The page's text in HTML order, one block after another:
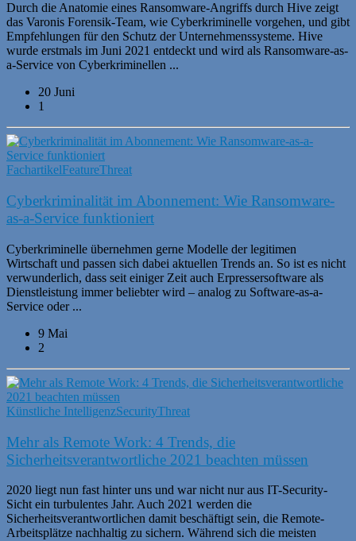
Durch die Anatomie eines Ransomware-Angriffs durch Hive zeigt
das Varonis Forensik-Team, wie Cyberkriminelle vorgehen, und gibt
Empfehlungen für den Schutz der Unternehmenssysteme. Hive
wurde erstmals im Juni 2021 entdeckt und wird als Ransomware-as-
a-Service von Cyberkriminellen ...
20 Juni
1
FachartikelFeatureThreat
Cyberkriminalität im Abonnement: Wie Ransomware-
as-a-Service funktioniert
Cyberkriminelle übernehmen gerne Modelle der legitimen
Wirtschaft und passen sich dabei aktuellen Trends an. So ist es nicht
verwunderlich, dass seit einiger Zeit auch Erpressersoftware als
Dienstleistung immer beliebter wird – analog zu Software-as-a-
Service oder ...
9 Mai
2
Künstliche IntelligenzSecurityThreat
Mehr als Remote Work: 4 Trends, die
Sicherheitsverantwortliche 2021 beachten müssen
2020 liegt nun fast hinter uns und war nicht nur aus IT-Security-
Sicht ein turbulentes Jahr. Auch 2021 werden die
Sicherheitsverantwortlichen damit beschäftigt sein, die Remote-
Arbeitsplätze nachhaltig zu sichern. Während sich die meisten